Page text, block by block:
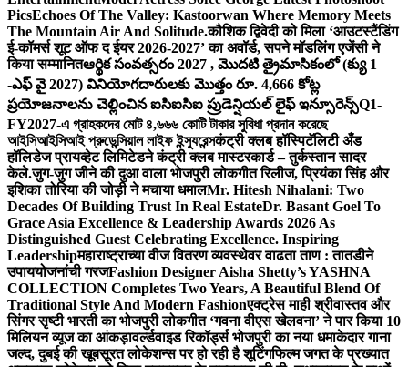
PicsEchoes Of The Valley: Kastoorwan Where Memory Meets
The Mountain Air And Solitude.कौशिक द्विवेदी को मिला ‘आउटस्टैंडिंग
ई-कॉमर्स शूट ऑफ द ईयर 2026-2027’ का अवॉर्ड, सपने मॉडलिंग एजेंसी ने
किया सम्मानितఆర్థిక సంవత్సరం 2027 , మొదటి త్రైమాసికంలో (క్యు 1
-ఎఫ్ వై 2027) వినియోగదారులకు మొత్తం రూ. 4,666 కోట్ల
ప్రయోజనాలను చెల్లించిన ఐసిఐసిఐ ప్రుడెన్షియల్ లైఫ్ ఇన్సూరెన్స్Q1-
FY2027-এ গ্রাহকদের মোট ৪,৬৬৬ কোটি টাকার সুবিধা প্রদান করেছে
আইসিআইসিআই প্রুডেন্সিয়াল লাইফ ইন্স্যুরেন্সकंट्री क्लब हॉस्पिटॅलिटी अँड
हॉलिडेज प्रायव्हेट लिमिटेडने कंट्री क्लब मास्टरकार्ड – तुर्कस्तान सादर
केले.जुग-जुग जीने की दुआ वाला भोजपुरी लोकगीत रिलीज, प्रियंका सिंह और
इशिका तोरिया की जोड़ी ने मचाया धमालMr. Hitesh Nihalani: Two
Decades Of Building Trust In Real EstateDr. Basant Goel To
Grace Asia Excellence & Leadership Awards 2026 As
Distinguished Guest Celebrating Excellence. Inspiring
Leadershipमहाराष्ट्राच्या वीज वितरण व्यवस्थेवर वाढता ताण : तातडीने
उपाययोजनांची गरजFashion Designer Aisha Shetty’s YASHNA
COLLECTION Completes Two Years, A Beautiful Blend Of
Traditional Style And Modern Fashionएक्ट्रेस माही श्रीवास्तव और
सिंगर सृष्टी भारती का भोजपुरी लोकगीत ‘गवना वीएस खेलवना’ ने पार किया 10
मिलियन व्यूज का आंकड़ावर्ल्डवाइड रिकॉर्ड्स भोजपुरी का नया धमाकेदार गाना
जल्द, दुबई की खूबसूरत लोकेशन्स पर हो रही है शूटिंगफिल्म जगत के प्रख्यात